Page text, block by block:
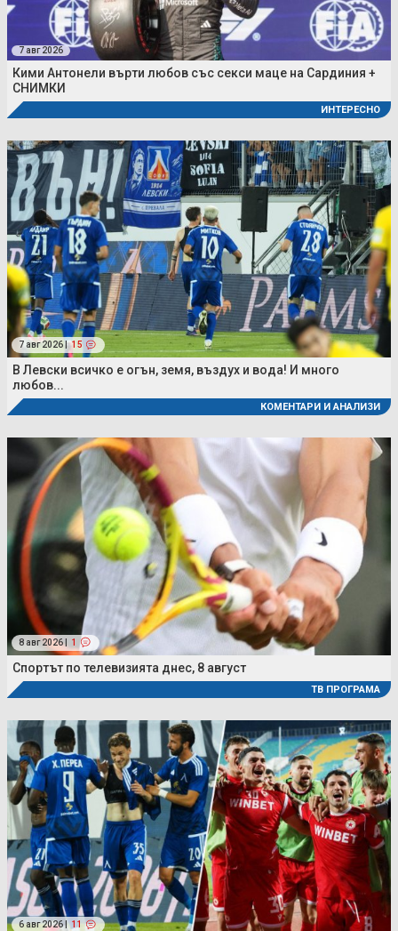
7 авг 2026
Кими Антонели върти любов със секси маце на Сардиния +
СНИМКИ
ИНТЕРЕСНО
7 авг 2026 | 15
В Левски всичко е огън, земя, въздух и вода! И много
любов...
КОМЕНТАРИ И АНАЛИЗИ
8 авг 2026 | 1
Спортът по телевизията днес, 8 август
ТВ ПРОГРАМА
6 авг 2026 | 11